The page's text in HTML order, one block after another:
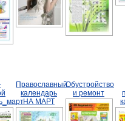
Православный
календарь
НА МАРТ
Обустройство
и ремонт